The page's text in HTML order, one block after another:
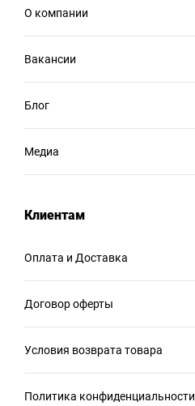
О компании
Вакансии
Блог
Медиа
Клиентам
Оплата и Доставка
Договор оферты
Условия возврата товара
Политика конфиденциальности